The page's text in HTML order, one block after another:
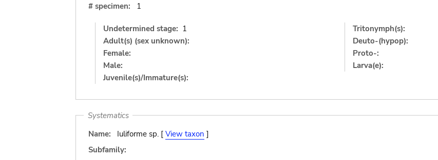
# specimen:
1
Undetermined stage: 1
Adult(s) (sex unknown):
Female:
Male:
Juvenile(s)/Immature(s):
Tritonymph(s):
Deuto-(hypop):
Proto-:
Larva(e):
Systematics
Name:
Iuliforme sp. [ View taxon ]
Subfamily: